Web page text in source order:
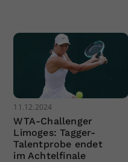
11.12.2024
WTA-Challenger
Limoges: Tagger-
Talentprobe endet
im Achtelfinale